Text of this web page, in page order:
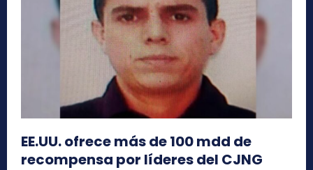
EE.UU. ofrece más de 100 mdd de
recompensa por líderes del CJNG